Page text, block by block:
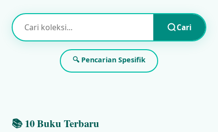
Cari
🔍 Pencarian Spesifik
📚 10 Buku Terbaru